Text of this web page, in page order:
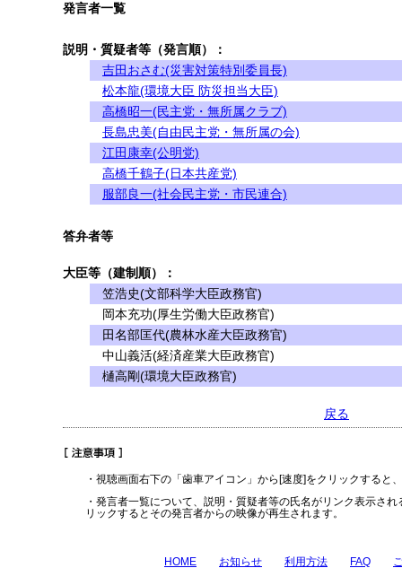
発言者一覧
説明・質疑者等（発言順）：
吉田おさむ(災害対策特別委員長)
松本龍(環境大臣 防災担当大臣)
高橋昭一(民主党・無所属クラブ)
長島忠美(自由民主党・無所属の会)
江田康幸(公明党)
高橋千鶴子(日本共産党)
服部良一(社会民主党・市民連合)
答弁者等
大臣等（建制順）：
笠浩史(文部科学大臣政務官)
岡本充功(厚生労働大臣政務官)
田名部匡代(農林水産大臣政務官)
中山義活(経済産業大臣政務官)
樋高剛(環境大臣政務官)
戻る
・視聴画面右下の「歯車アイコン」から[速度]をクリックすると
・発言者一覧について、説明・質疑者等の氏名がリンク表示さ
リックするとその発言者からの映像が再生されます。
HOME お知らせ 利用方法 FAQ